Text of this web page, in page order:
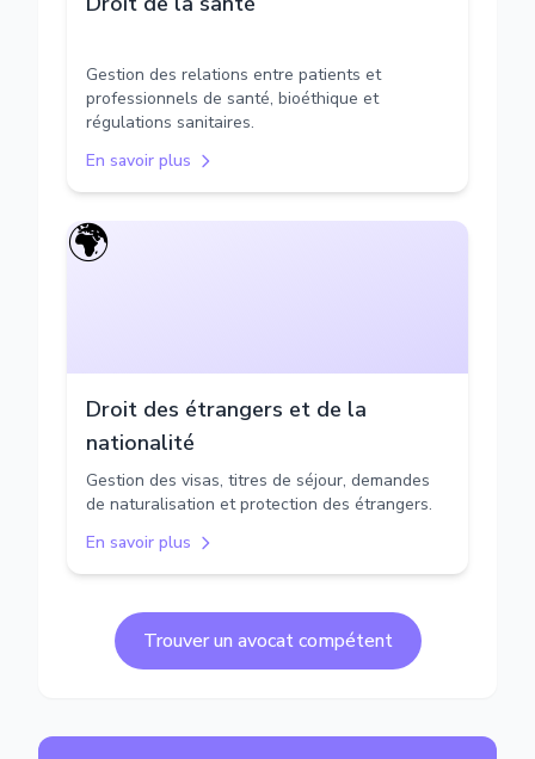
Gestion des relations entre patients et
professionnels de santé, bioéthique et
régulations sanitaires.
En savoir plus
🌍
Droit des étrangers et de la
nationalité
Gestion des visas, titres de séjour, demandes
de naturalisation et protection des étrangers.
En savoir plus
Trouver un avocat compétent